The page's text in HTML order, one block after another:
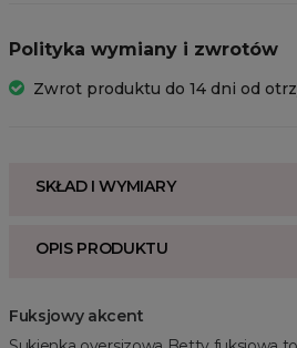
Polityka wymiany i zwrotów
Zwrot produktu do 14 dni od
SKŁAD I WYMIARY
OPIS PRODUKTU
Fuksjowy akcent